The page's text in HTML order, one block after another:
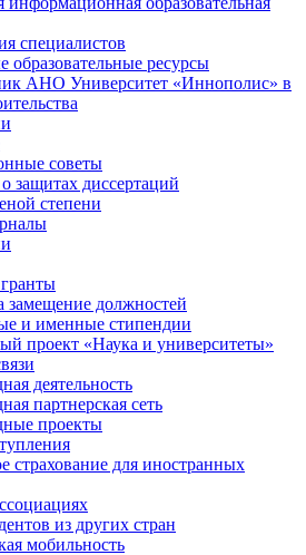
специалистов
образовательные ресурсы
АНО Университет «Иннополис» в
советы
защитах диссертаций
степени
замещение должностей
и именные стипендии
проект «Наука и университеты»
деятельность
партнерская сеть
проекты
страхование для иностранных
из других стран
мобильность